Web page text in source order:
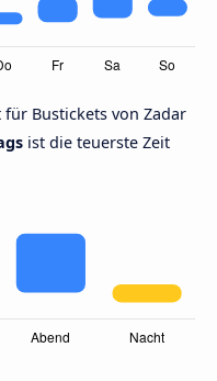
Bustickets von Zadar
ist die teuerste Zeit